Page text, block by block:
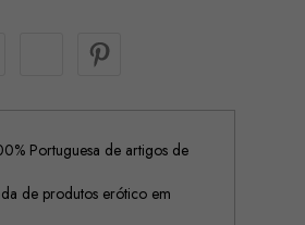
Portuguesa de artigos de
de produtos erótico em